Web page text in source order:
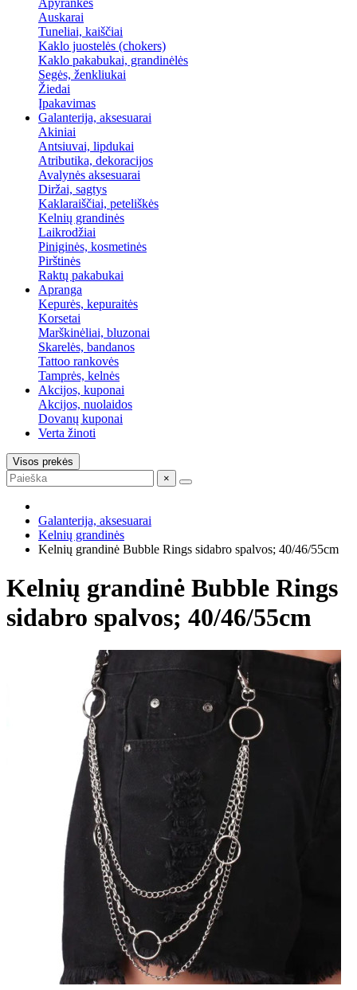
Apyrankės
Auskarai
Tuneliai, kaiščiai
Kaklo juostelės (chokers)
Kaklo pakabukai, grandinėlės
Segės, ženkliukai
Žiedai
Įpakavimas
Galanterija, aksesuarai
Akiniai
Antsiuvai, lipdukai
Atributika, dekoracijos
Avalynės aksesuarai
Diržai, sagtys
Kaklaraiščiai, peteliškės
Kelnių grandinės
Laikrodžiai
Piniginės, kosmetinės
Pirštinės
Raktų pakabukai
Apranga
Kepurės, kepuraitės
Korsetai
Marškinėliai, bluzonai
Skarelės, bandanos
Tattoo rankovės
Tamprės, kelnės
Akcijos, kuponai
Akcijos, nuolaidos
Dovanų kuponai
Verta žinoti
Visos prekės
×
Galanterija, aksesuarai
Kelnių grandinės
Kelnių grandinė Bubble Rings sidabro spalvos; 40/46/55cm
Kelnių grandinė Bubble Rings
sidabro spalvos; 40/46/55cm